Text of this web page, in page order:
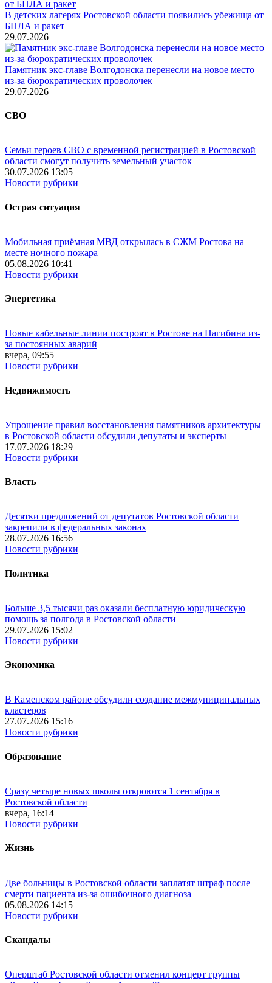
В детских лагерях Ростовской области появились убежища от
БПЛА и ракет
29.07.2026
Памятник экс-главе Волгодонска перенесли на новое место
из-за бюрократических проволочек
29.07.2026
СВО
Семьи героев СВО с временной регистрацией в Ростовской
области смогут получить земельный участок
30.07.2026 13:05
Новости рубрики
Острая ситуация
Мобильная приёмная МВД открылась в СЖМ Ростова на
месте ночного пожара
05.08.2026 10:41
Новости рубрики
Энергетика
Новые кабельные линии построят в Ростове на Нагибина из-
за постоянных аварий
вчера, 09:55
Новости рубрики
Недвижимость
Упрощение правил восстановления памятников архитектуры
в Ростовской области обсудили депутаты и эксперты
17.07.2026 18:29
Новости рубрики
Власть
Десятки предложений от депутатов Ростовской области
закрепили в федеральных законах
28.07.2026 16:56
Новости рубрики
Политика
Больше 3,5 тысячи раз оказали бесплатную юридическую
помощь за полгода в Ростовской области
29.07.2026 15:02
Новости рубрики
Экономика
В Каменском районе обсудили создание межмуниципальных
кластеров
27.07.2026 15:16
Новости рубрики
Образование
Сразу четыре новых школы откроются 1 сентября в
Ростовской области
вчера, 16:14
Новости рубрики
Жизнь
Две больницы в Ростовской области заплатят штраф после
смерти пациента из-за ошибочного диагноза
05.08.2026 14:15
Новости рубрики
Скандалы
Оперштаб Ростовской области отменил концерт группы